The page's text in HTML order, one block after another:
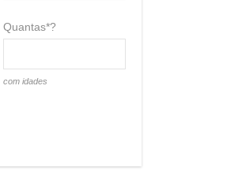
Quantas*?
com idades